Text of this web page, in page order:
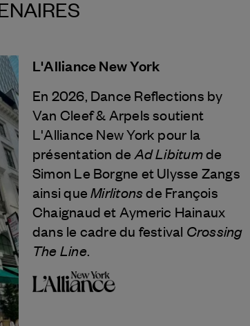
L'Alliance New York
En 2026, Dance Reflections by
Van Cleef & Arpels soutient
L'Alliance New York pour la
présentation de Ad Libitumde
Simon Le Borgne et Ulysse Zangs
ainsi queMirlitonsde François
Chaignaud et Aymeric Hainaux
dans le cadre du festival Crossing
The Line